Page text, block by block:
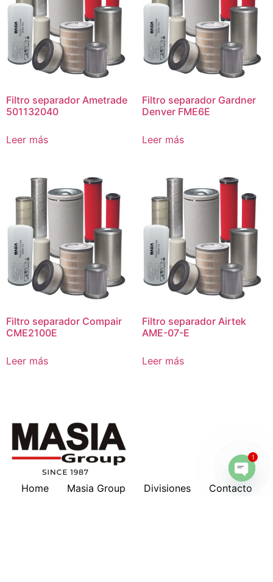
Filtro separador Ametrade
501132040
Leer más
Filtro separador Gardner
Denver FME6E
Leer más
Filtro separador Compair
CME2100E
Leer más
Filtro separador Airtek
AME-07-E
Leer más
Home Masia Group Divisiones
ContactoOpen
1